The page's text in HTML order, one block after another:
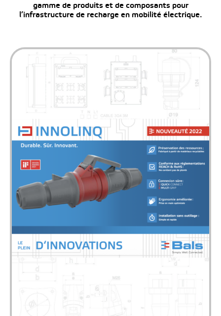
gamme de produits et de composants pour
l’infrastructure de recharge en mobilité électrique.